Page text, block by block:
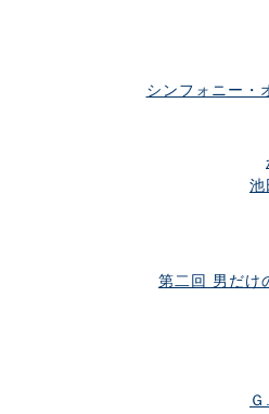
シンフォニー・
池
第二回 男だけ